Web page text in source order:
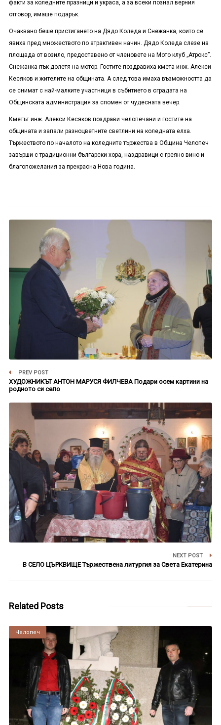
факти за коледните празници и украса, а за всеки познал верния
отговор, имаше подарък.
Очаквано беше пристигането на Дядо Коледа и Снежанка, които се
явиха пред множеството по атрактивен начин. Дядо Коледа слезе на
площада от возило, предоставено от членовете на Мото клуб „Атрокс”.
Снежанка пък долетя на мотор. Гостите поздравиха кмета инж. Алекси
Кесяков и жителите на общината. А след това имаха възможността да
се снимат с най-малките участници в събитието в сградата на
Общинската администрация за спомен от чудесната вечер.
Кметът инж. Алекси Кесяков поздрави челопечани и гостите на
общината и запали разноцветните светлини на коледната елха.
Тържеството по началото на коледните тържества в Община Челопеч
завърши с традиционни български хора, наздравици с греяно вино и
благопожелания за прекрасна Нова година.
PREV POST
ХУДОЖНИКЪТ АНТОН МАРУСЯ ФИЛЧЕВА Подари осем картини на
родното си село
NEXT POST
В СЕЛО ЦЪРКВИЩЕ Тържествена литургия за Света Екатерина
Related Posts
Челопеч